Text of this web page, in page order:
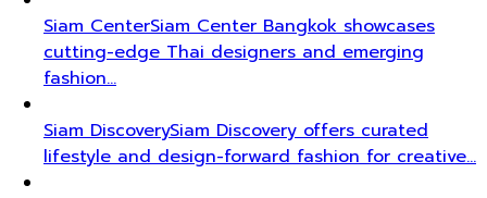
Siam CenterSiam Center Bangkok showcases
cutting-edge Thai designers and emerging
fashion…
Siam DiscoverySiam Discovery offers curated
lifestyle and design-forward fashion for creative…